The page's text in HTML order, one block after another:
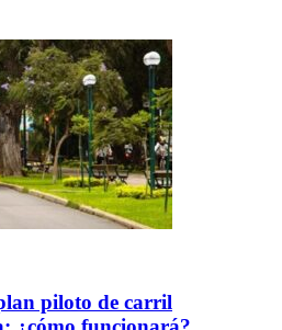
piloto de carril